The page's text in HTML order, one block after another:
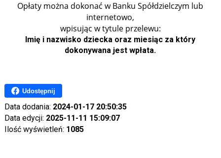
Opłaty można dokonać w Banku Spółdzielczym lub
internetowo,
wpisując w tytule przelewu:
Imię i nazwisko dziecka oraz miesiąc za który
dokonywana jest wpłata.
Udostępnij
Data dodania: 2024-01-17 20:50:35
Data edycji: 2025-11-11 15:09:07
Ilość wyświetleń: 1085